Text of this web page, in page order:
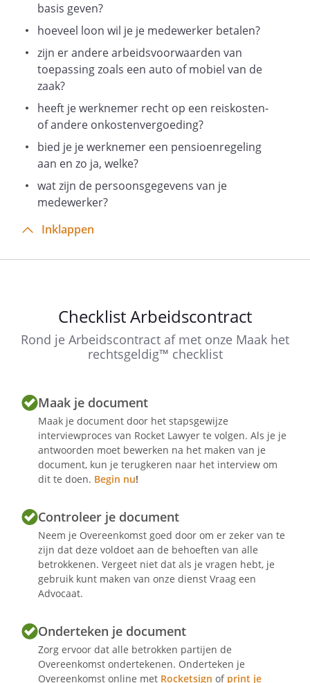
De werkzaamheden bestaan uit:
.
De Werknemer is verplicht redelijke
verzoeken van de Werkgever om
andere werkzaamheden te verrichten
op te volgen.
De standplaats van Werknemer zal bij
aanvang van de arbeidsovereenkomst
zijn, maar Werkgever behoudt zich het
brengen.
Werknemer zal op verzoek van
aan de onderneming van Werkgever, al
dan niet ten kantore van de gelieerde
onderneming.
- Duur van de overeenkomst
Deze arbeidsovereenkomst is
aangegaan voor bepaalde tijd en vangt
aan op
en
De Werkgever houdt zich aan het
artikel 7:668 lid 1 sub a en b BW
aanzegverplichting en bevestigt dat de
arbeidsovereenkomst niet
automatisch verlengd zal worden. De
Werknemer kan geen aanspraak
artikel 7:668 lid 3 BW.
Artikel
3
basis geven?
hoeveel loon wil je je medewerker betalen?
zijn er andere arbeidsvoorwaarden van
toepassing zoals een auto of mobiel van de
zaak?
heeft je werknemer recht op een reiskosten-
of andere onkostenvergoeding?
bied je je werknemer een pensioenregeling
aan en zo ja, welke?
wat zijn de persoonsgegevens van je
medewerker?
Inklappen
Checklist Arbeidscontract
Rond je Arbeidscontract af met onze Maak het
rechtsgeldig™ checklist
Maak je document
Maak je document door het stapsgewijze
interviewproces van Rocket Lawyer te volgen. Als je je
antwoorden moet bewerken na het maken van je
document, kun je terugkeren naar het interview om
dit te doen. Begin nu!
Controleer je document
Neem je Overeenkomst goed door om er zeker van te
zijn dat deze voldoet aan de behoeften van alle
betrokkenen. Vergeet niet dat als je vragen hebt, je
gebruik kunt maken van onze dienst Vraag een
Advocaat.
Onderteken je document
Zorg ervoor dat alle betrokken partijen de
Overeenkomst ondertekenen. Onderteken je
Overeenkomst online met Rocketsign of print je